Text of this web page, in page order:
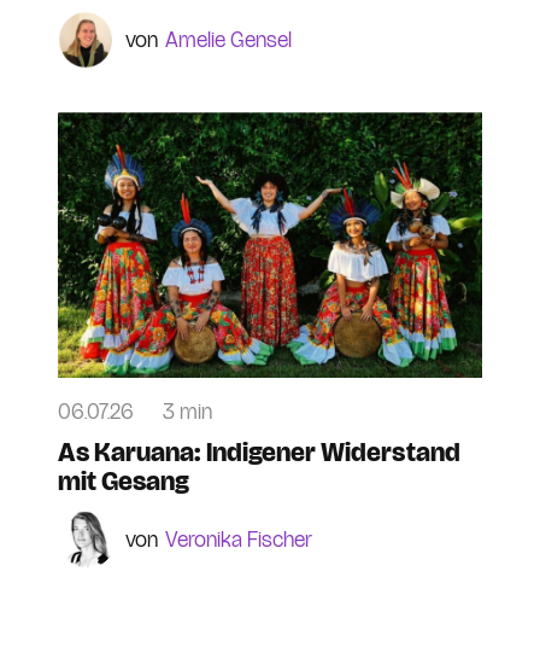
Amelie Gensel
06.07.26 3 min
As Karuana: Indigener Widerstand
mit Gesang
Veronika Fischer